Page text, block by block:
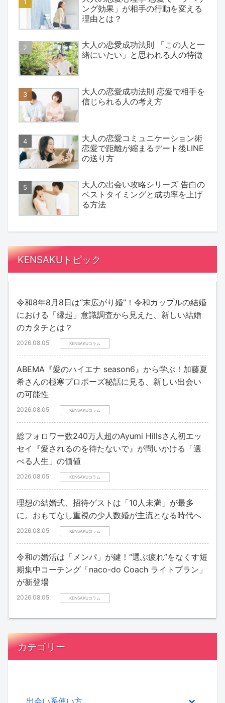
ング効果」が相手の行動を変える
理由とは？
大人の恋愛成功法則 「この人と一
緒にいたい」と思われる人の特徴
大人の恋愛成功法則 恋愛で相手を
信じられる人の考え方
大人の恋愛コミュニケーション術
恋愛で距離が縮まるデート後LINE
の送り方
大人の出会い攻略シリーズ 告白の
ベストタイミングと成功率を上げ
る方法
KENSAKUトピック
令和8年8月8日は“末広がり婚”！令和カップルの結婚
における「縁起」意識調査から見えた、新しい結婚
のカタチとは？
2026.08.05 KENSAKUコラム
ABEMA『愛のハイエナ season6』から学ぶ！加藤夏
希さんの極寒プロポーズ秘話に見る、新しい出会い
の可能性
2026.08.05 KENSAKUコラム
総フォロワー数240万人超のAyumi Hillsさん初エッ
セイ『愛されるのを待たないで』が問いかける「選
べる人生」の価値
2026.08.05 KENSAKUコラム
理想の結婚式、招待ゲストは「10人未満」が最多
に。おもてなし重視の少人数婚が主流となる時代へ
2026.08.05 KENSAKUコラム
令和の婚活は「メンパ」が鍵！“選ぶ疲れ”をなくす短
期集中コーチング「naco-do Coach ライトプラン」
が新登場
2026.08.05 KENSAKUコラム
カテゴリー